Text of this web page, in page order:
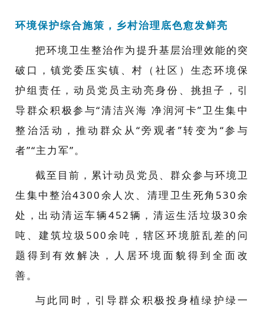
环境保护综合施策，乡村治理底色愈发鲜亮
把环境卫生整治作为提升基层治理效能的突
破口，镇党委压实镇、村（社区）生态环境保
护组责任，动员党员主动亮身份、挑担子，引
导群众积极参与“清洁兴海 净润河卡”卫生集中
整治活动，推动群众从“旁观者”转变为“参与
者”“主力军”。
截至目前，累计动员党员、群众参与环境卫
生集中整治4300余人次、清理卫生死角530余
处，出动清运车辆452辆，清运生活垃圾30余
吨、建筑垃圾500余吨，辖区环境脏乱差的问
题得到有效解决，人居环境面貌得到全面改
善。
与此同时，引导群众积极投身植绿护绿一